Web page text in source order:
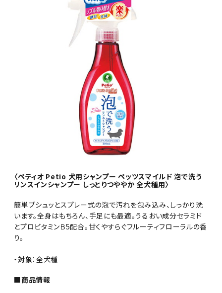
〈ペティオ Petio 犬用シャンプー ペッツスマイルド 泡で洗う
リンスインシャンプー しっとりつややか 全犬種用〉
簡単プシュッとスプレー式の泡で汚れを包み込み、しっかり洗
います。全身はもちろん、手足にも最適。うるおい成分セラミド
とプロビタミンＢ5配合。甘くやすらぐフルーティフローラルの香
り。
・対象：全犬種
■商品情報